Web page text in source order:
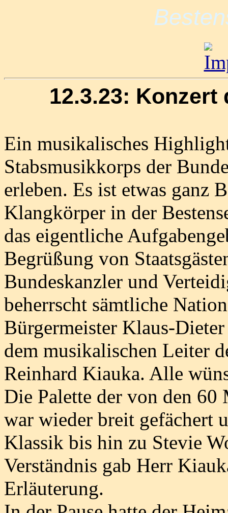
12.3.23:
Ein musikalisches
Stabsmusikkorps der
erleben. Es ist etwas ganz
Klangkörper in der
das eigentliche
Begrüßung von
Bundeskanzler und
beherrscht sämtliche
Bürgermeister Klaus-
dem musikalischen Leiter
Reinhard Kiauka. Alle
Die Palette der von den
war wieder breit gefächert
Klassik bis hin zu Stevie
Verständnis gab Herr
Erläuterung.